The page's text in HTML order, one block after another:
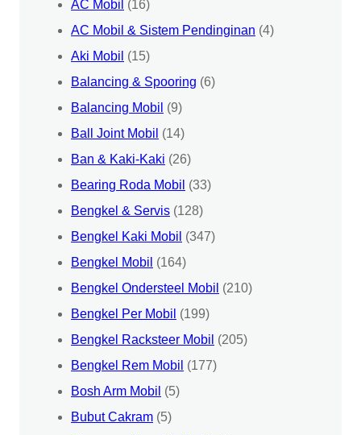
AC Mobil (16)
AC Mobil & Sistem Pendinginan (4)
Aki Mobil (15)
Balancing & Spooring (6)
Balancing Mobil (9)
Ball Joint Mobil (14)
Ban & Kaki-Kaki (26)
Bearing Roda Mobil (33)
Bengkel & Servis (128)
Bengkel Kaki Mobil (347)
Bengkel Mobil (164)
Bengkel Ondersteel Mobil (210)
Bengkel Per Mobil (199)
Bengkel Racksteer Mobil (205)
Bengkel Rem Mobil (177)
Bosh Arm Mobil (5)
Bubut Cakram (5)